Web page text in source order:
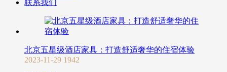
联系我们
北京五星级酒店家具：打造舒适奢华的住宿体验
2023-11-29 1942